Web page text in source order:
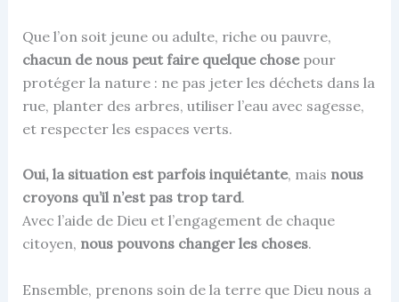
Que l’on soit jeune ou adulte, riche ou pauvre,
chacun de nous peut faire quelque chosepour
protéger la nature : ne pas jeter les déchets dans la
rue, planter des arbres, utiliser l’eau avec sagesse,
et respecter les espaces verts.
Oui, la situation est parfois inquiétante, mais nous
croyons qu’il n’est pas trop tard.
Avec l’aide de Dieu et l’engagement de chaque
citoyen, nous pouvons changer les choses.
Ensemble, prenons soin de la terre que Dieu nous a